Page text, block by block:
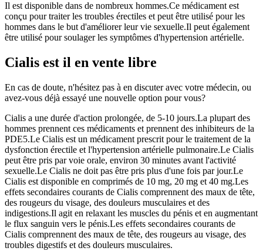
Il est disponible dans de nombreux hommes.Ce médicament est
conçu pour traiter les troubles érectiles et peut être utilisé pour les
hommes dans le but d'améliorer leur vie sexuelle.Il peut également
être utilisé pour soulager les symptômes d'hypertension artérielle.
Cialis est il en vente libre
En cas de doute, n'hésitez pas à en discuter avec votre médecin, ou
avez-vous déjà essayé une nouvelle option pour vous?
Cialis a une durée d'action prolongée, de 5-10 jours.La plupart des
hommes prennent ces médicaments et prennent des inhibiteurs de la
PDE5.Le Cialis est un médicament prescrit pour le traitement de la
dysfonction érectile et l'hypertension artérielle pulmonaire.Le Cialis
peut être pris par voie orale, environ 30 minutes avant l'activité
sexuelle.Le Cialis ne doit pas être pris plus d'une fois par jour.Le
Cialis est disponible en comprimés de 10 mg, 20 mg et 40 mg.Les
effets secondaires courants de Cialis comprennent des maux de tête,
des rougeurs du visage, des douleurs musculaires et des
indigestions.Il agit en relaxant les muscles du pénis et en augmentant
le flux sanguin vers le pénis.Les effets secondaires courants de
Cialis comprennent des maux de tête, des rougeurs au visage, des
troubles digestifs et des douleurs musculaires.